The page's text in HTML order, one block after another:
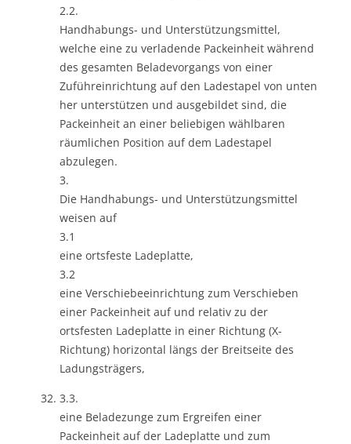
2.2.
Handhabungs- und Unterstützungsmittel,
welche eine zu verladende Packeinheit während
des gesamten Beladevorgangs von einer
Zuführeinrichtung auf den Ladestapel von unten
her unterstützen und ausgebildet sind, die
Packeinheit an einer beliebigen wählbaren
räumlichen Position auf dem Ladestapel
abzulegen.
3.
Die Handhabungs- und Unterstützungsmittel
weisen auf
3.1
eine ortsfeste Ladeplatte,
3.2
eine Verschiebeeinrichtung zum Verschieben
einer Packeinheit auf und relativ zu der
ortsfesten Ladeplatte in einer Richtung (X-
Richtung) horizontal längs der Breitseite des
Ladungsträgers,
3.3.
eine Beladezunge zum Ergreifen einer
Packeinheit auf der Ladeplatte und zum